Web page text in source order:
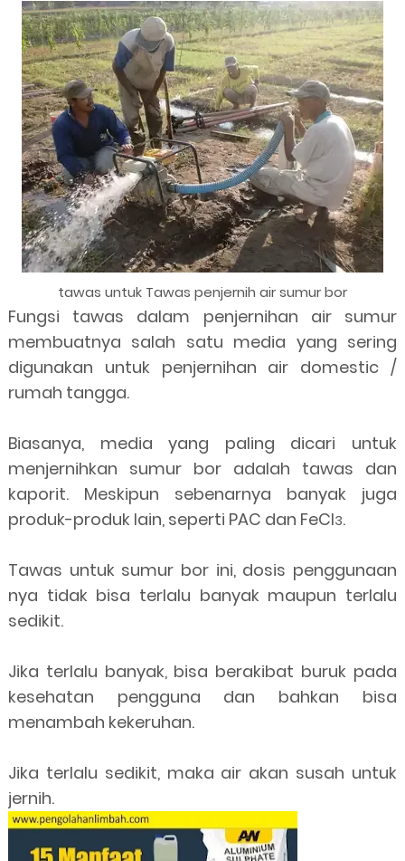
tawas untuk Tawas penjernih air sumur bor
Fungsi tawas dalam penjernihan air sumur
membuatnya salah satu media yang sering
digunakan untuk penjernihan air domestic /
rumah tangga.
Biasanya, media yang paling dicari untuk
menjernihkan sumur bor adalah tawas dan
kaporit. Meskipun sebenarnya banyak juga
produk-produk lain, seperti PAC dan FeCl3.
Tawas untuk sumur bor ini, dosis penggunaan
nya tidak bisa terlalu banyak maupun terlalu
sedikit.
Jika terlalu banyak, bisa berakibat buruk pada
kesehatan pengguna dan bahkan bisa
menambah kekeruhan.
Jika terlalu sedikit, maka air akan susah untuk
jernih.